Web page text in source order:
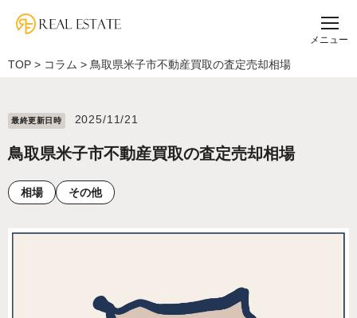
メニュー
TOP > コラム > 鳥取県米子市不動産買取の査定売却相場
最終更新⽇時 2025/11/21
鳥取県米子市不動産買取の査定売却相場
相場 その他